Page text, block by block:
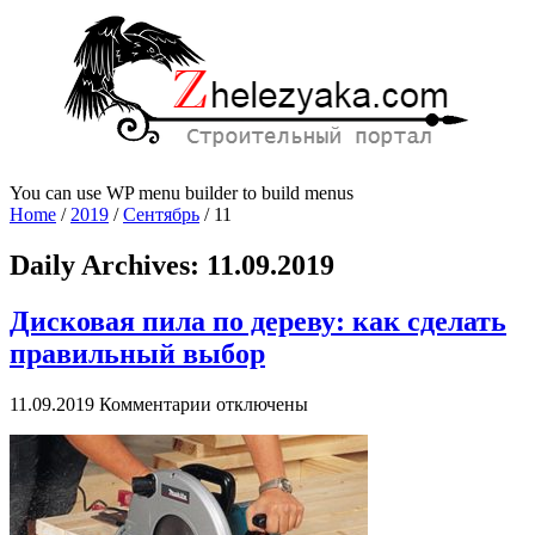
You can use WP menu builder to build menus
Home /2019 /Сентябрь / 11
Daily Archives: 11.09.2019
Дисковая пила по дереву: как сделать
правильный выбор
11.09.2019 Комментарии к
Дисковая
пила
по
дереву:
отключены